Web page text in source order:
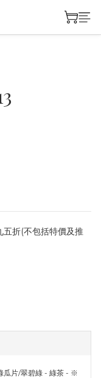
折(不包括特價及推
片/翠碧綠 - 綠茶 - ※